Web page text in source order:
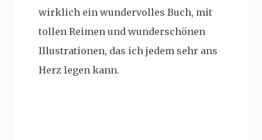
wirklich ein wundervolles Buch, mit
tollen Reimen und wunderschönen
Illustrationen, das ich jedem sehr ans
Herz legen kann.